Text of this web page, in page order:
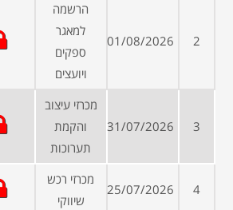
2
01/08/2026
הרשמה
למאגר
ספקים
ויועצים
3
31/07/2026
מכרזי עיצוב
והקמת
תערוכות
4
25/07/2026
מכרזי רכש
שיווקי